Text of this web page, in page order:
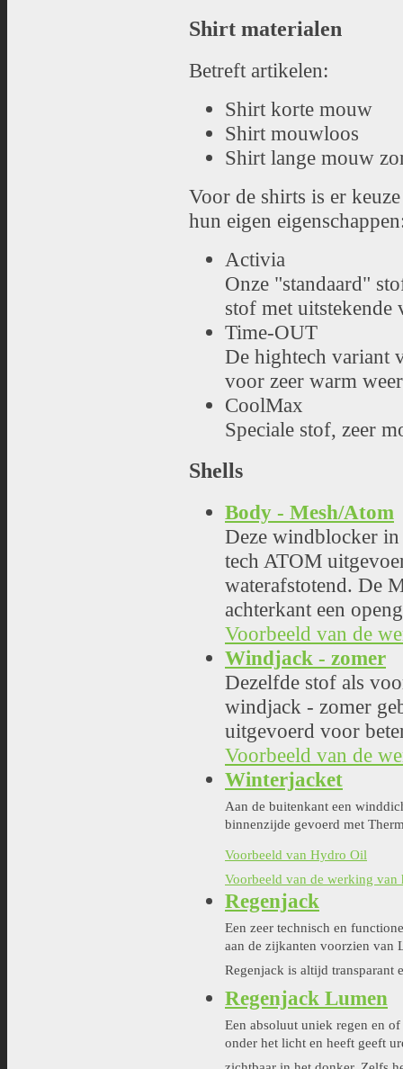
Shirt materialen
Betreft artikelen:
Shirt korte mouw
Shirt mouwloos
Shirt lange mouw
Voor de shirts is er
hun eigen
Activia
Onze "standaard"
stof met uitstekende
Time-OUT
De hightech variant
voor zeer warm
CoolMax
Speciale stof, zeer
Shells
Body - Mesh/Atom
Deze windblocker
tech ATOM
waterafstotend. De
achterkant een
Voorbeeld van de
Windjack - zomer
Dezelfde stof als
windjack - zomer
uitgevoerd voor
Voorbeeld van de
Winterjacket
Aan de buitenkant een
binnenzijde gevoerd met
Voorbeeld van Hydro Oil
Voorbeeld van de werking van
Regenjack
Een zeer technisch en
aan de zijkanten voorzien van
Regenjack is altijd transparant
Regenjack Lumen
Een absoluut uniek regen en
onder het licht en heeft geeft